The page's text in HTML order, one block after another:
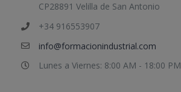
CP28891 Velilla de San Antonio
+34 916553907
info@formacionindustrial.com
Lunes a Viernes: 8:00 AM - 18:00 PM